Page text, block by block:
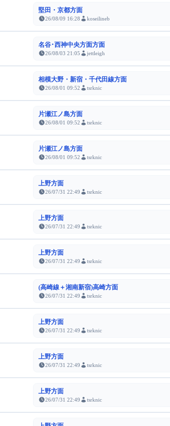
堅田・京都方面
26/08/09 16:28 koseilineb
名谷･西神中央方面方面
26/08/03 21:05 jettleigh
相模大野・新宿・千代田線方面
26/08/01 09:52 tsrknic
片瀬江ノ島方面
26/08/01 09:52 tsrknic
片瀬江ノ島方面
26/08/01 09:52 tsrknic
上野方面
26/07/31 22:49 tsrknic
上野方面
26/07/31 22:49 tsrknic
上野方面
26/07/31 22:49 tsrknic
(高崎線＋湘南新宿)高崎方面
26/07/31 22:49 tsrknic
上野方面
26/07/31 22:49 tsrknic
上野方面
26/07/31 22:49 tsrknic
上野方面
26/07/31 22:49 tsrknic